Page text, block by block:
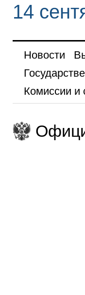
14
Новости
Комиссии и